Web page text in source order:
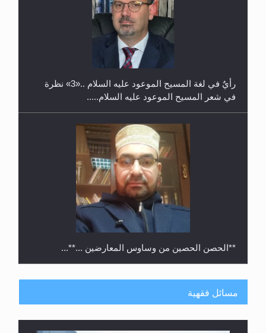
حفل توزيع الشهادات في الجامعة الأحمدية بنيجيريا لعام
رأيٌ في لغة المسيح الموعود عليه السلام ..«3» نظرة
في شعر المسيح الموعود عليه السلام.....
**الحصن الحصين من وساوس المعارضين ...**...
مسائل فقهية